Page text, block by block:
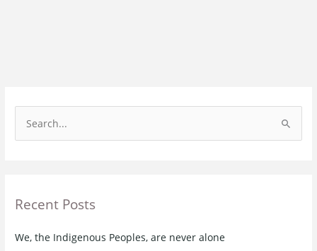
e
c
f
Recent Posts
We, the Indigenous Peoples, are never alone